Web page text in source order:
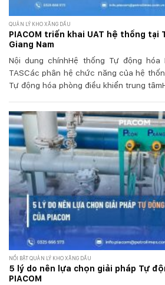
QUẢN LÝ KHO XĂNG DẦU
PIACOM triển khai UAT hệ thống tại
Giang Nam
Nội dung chínhHệ thống Tự động hóa
TASCác phân hệ chức năng của hệ
Tự động hóa phòng điều khiển trung
NỔI BẬT QUẢN LÝ KHO XĂNG DẦU
5 lý do nên lựa chọn giải pháp Tự
PIACOM